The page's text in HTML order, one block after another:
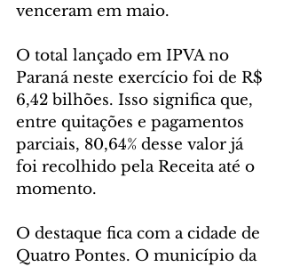
venceram em maio.
O total lançado em IPVA no
Paraná neste exercício foi de R$
6,42 bilhões. Isso significa que,
entre quitações e pagamentos
parciais, 80,64% desse valor já
foi recolhido pela Receita até o
momento.
O destaque fica com a cidade de
Quatro Pontes. O município da